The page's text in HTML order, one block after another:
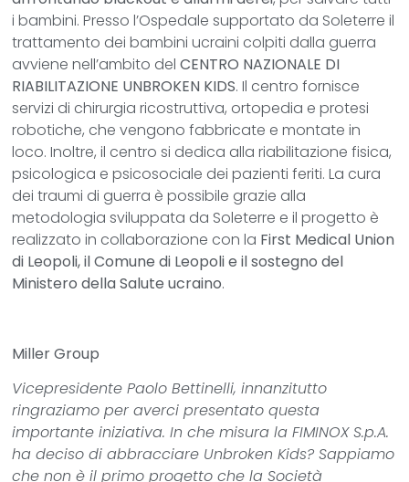
i bambini. Presso l’Ospedale supportato da Soleterre il
trattamento dei bambini ucraini colpiti dalla guerra
avviene nell’ambito delCENTRO NAZIONALE DI
RIABILITAZIONE UNBROKEN KIDS. Il centro fornisce
servizi di chirurgia ricostruttiva, ortopedia e protesi
robotiche, che vengono fabbricate e montate in
loco. Inoltre, il centro si dedica alla riabilitazione fisica,
psicologica e psicosociale dei pazienti feriti. La cura
dei traumi di guerra è possibile grazie alla
metodologia sviluppata da Soleterre e il progetto è
realizzato in collaborazione con la First Medical Union
di Leopoli, il Comune di Leopoli e il sostegno del
Ministero della Salute ucraino.
Miller Group
Vicepresidente Paolo Bettinelli, innanzitutto
ringraziamo per averci presentato questa
importante iniziativa. In che misura la FIMINOX S.p.A.
ha deciso di abbracciare Unbroken Kids? Sappiamo
che non è il primo progetto che la Società